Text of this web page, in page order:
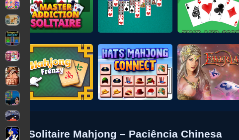
Solitaire Mahjong – Paciência Chinesa